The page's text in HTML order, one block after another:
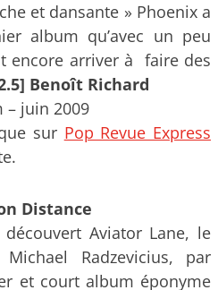
et dansante » Phoenix a
album qu’avec un peu
encore arriver à faire des
Benoît Richard
– juin 2009
sur Pop Revue Express
Distance
découvert Aviator Lane, le
Radzevicius, par
et court album éponyme